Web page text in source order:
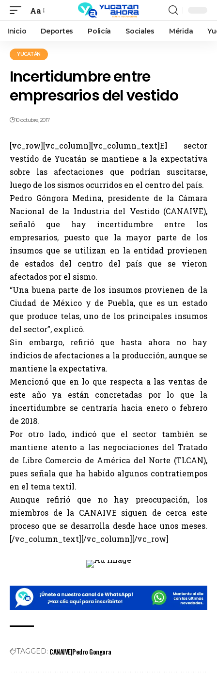
Aa
Inicio Deportes Policía Sociales Mérida
YUCATÁN
Incertidumbre entre
empresarios del vestido
10 octubre, 2017
[vc_row][vc_column][vc_column_text]El sector
vestido de Yucatán se mantiene a la expectativa
sobre las afectaciones que podrían suscitarse,
luego de los sismos ocurridos en el centro del país.
Pedro Góngora Medina, presidente de la Cámara
Nacional de la Industria del Vestido (CANAIVE),
señaló que hay incertidumbre entre los
empresarios, puesto que la mayor parte de los
insumos que se utilizan en la entidad provienen
de estados del centro del país que se vieron
afectados por el sismo.
“Una buena parte de los insumos provienen de la
Ciudad de México y de Puebla, que es un estado
que produce telas, uno de los principales insumos
del sector”, explicó.
Sin embargo, refirió que hasta ahora no hay
indicios de afectaciones a la producción, aunque se
mantiene la expectativa.
Mencionó que en lo que respecta a las ventas de
este año ya están concretadas por lo que la
incertidumbre se centraría hacia enero o febrero
de 2018.
Por otro lado, indicó que el sector también se
mantiene atento a las negociaciones del Tratado
de Libre Comercio de América del Norte (TLCAN),
pues señala que ha habido algunos contratiempos
en el tema textil.
Aunque refirió que no hay preocupación, los
miembros de la CANAIVE siguen de cerca este
proceso que se desarrolla desde hace unos meses.
[/vc_column_text][/vc_column][/vc_row]
TAGGED: CANAIVE|Pedro Gongora